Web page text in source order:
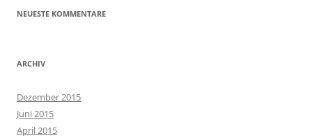
NEUESTE KOMMENTARE
ARCHIV
Dezember 2015
Juni 2015
April 2015